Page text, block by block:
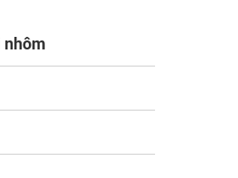
nhôm